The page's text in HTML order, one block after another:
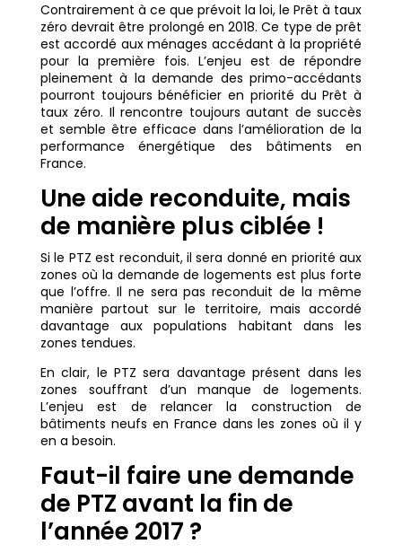
Contrairement à ce que prévoit la loi, le Prêt à taux
zéro devrait être prolongé en 2018. Ce type de prêt
est accordé aux ménages accédant à la propriété
pour la première fois. L’enjeu est de répondre
pleinement à la demande des primo-accédants
pourront toujours bénéficier en priorité du Prêt à
taux zéro. Il rencontre toujours autant de succès
et semble être efficace dans l’amélioration de la
performance énergétique des bâtiments en
France.
Une aide reconduite, mais
de manière plus ciblée !
Si le PTZ est reconduit, il sera donné en priorité aux
zones où la demande de logements est plus forte
que l’offre. Il ne sera pas reconduit de la même
manière partout sur le territoire, mais accordé
davantage aux populations habitant dans les
zones tendues.
En clair, le PTZ sera davantage présent dans les
zones souffrant d’un manque de logements.
L’enjeu est de relancer la construction de
bâtiments neufs en France dans les zones où il y
en a besoin.
Faut-il faire une demande
de PTZ avant la fin de
l’année 2017 ?